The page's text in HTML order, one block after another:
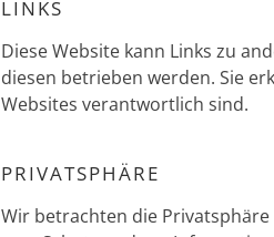
LINKS
Diese Website kann Links zu
diesen betrieben werden. Sie
Websites verantwortlich sind.
PRIVATSPHÄRE
Wir betrachten die